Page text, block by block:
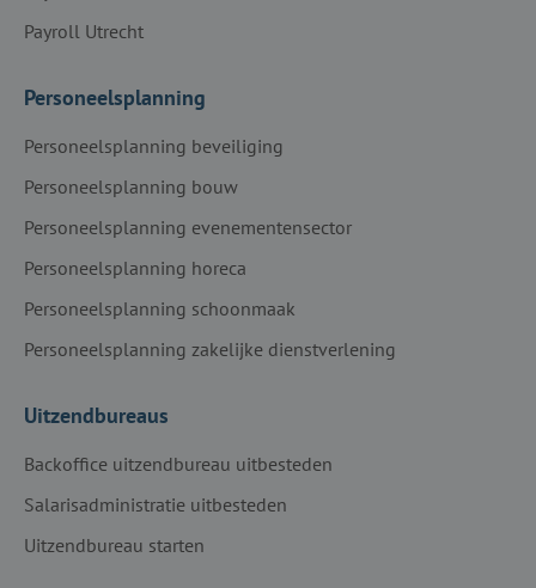
Payroll Utrecht
Personeelsplanning
Personeelsplanning beveiliging
Personeelsplanning bouw
Personeelsplanning evenementensector
Personeelsplanning horeca
Personeelsplanning schoonmaak
Personeelsplanning zakelijke dienstverlening
Uitzendbureaus
Backoffice uitzendbureau uitbesteden
Salarisadministratie uitbesteden
Uitzendbureau starten